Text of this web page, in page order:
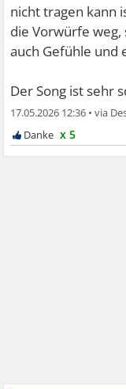
nicht tragen kann
die Vorwürfe
auch Gefühle und
Der Song ist sehr
17.05.2026 12:36 •
x 5